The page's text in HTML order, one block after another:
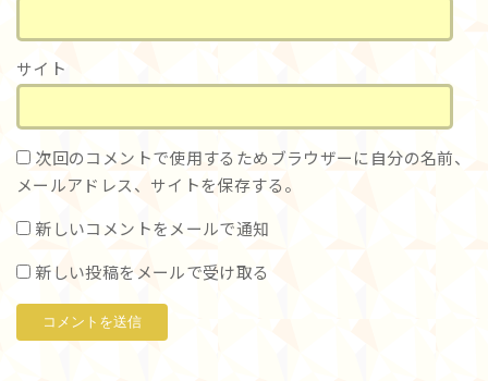
サイト
次回のコメントで使用するためブラウザーに自分の名前、
メールアドレス、サイトを保存する。
新しいコメントをメールで通知
新しい投稿をメールで受け取る